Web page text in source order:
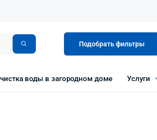
Подобрать фильтры
воды в загородном доме Услуги